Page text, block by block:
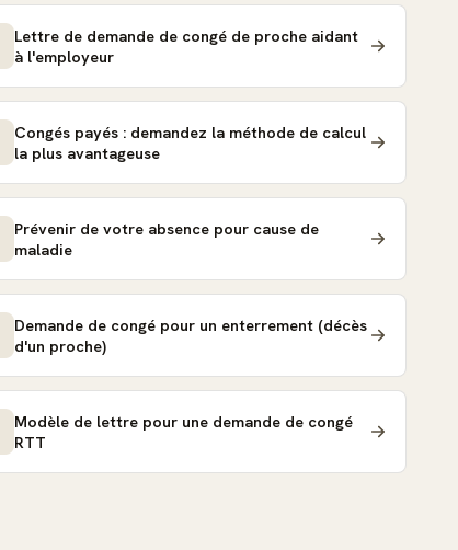
Lettre de demande de congé de proche aidant
à l'employeur
Congés payés : demandez la méthode de calcul
la plus avantageuse
Prévenir de votre absence pour cause de
maladie
Demande de congé pour un enterrement (décès
d'un proche)
Modèle de lettre pour une demande de congé
RTT